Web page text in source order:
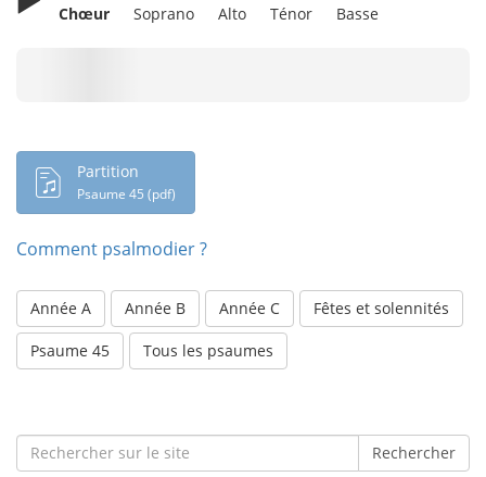
Chœur Soprano Alto Ténor Basse
Partition
Psaume 45 (pdf)
Comment psalmodier ?
Année A Année B Année C Fêtes et solennités
Psaume 45 Tous les psaumes
Search
for:
Rechercher